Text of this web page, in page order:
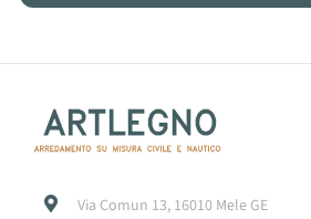
Via Comun 13, 16010 Mele GE